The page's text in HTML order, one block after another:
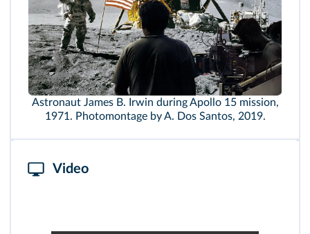
Astronaut James B. Irwin during Apollo 15 mission,
1971. Photomontage by A. Dos Santos, 2019.
Video